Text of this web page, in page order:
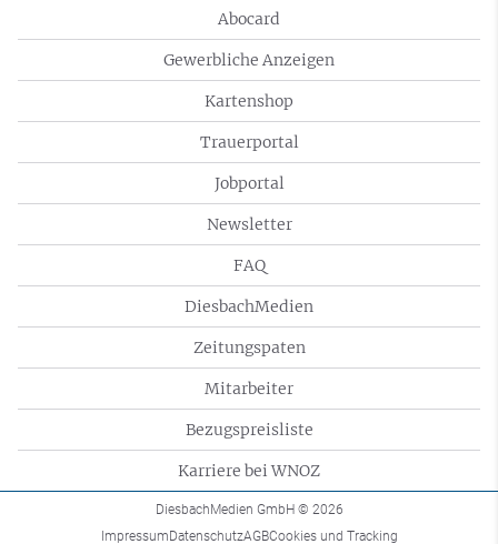
Abocard
Gewerbliche Anzeigen
Kartenshop
Trauerportal
Jobportal
Newsletter
FAQ
DiesbachMedien
Zeitungspaten
Mitarbeiter
Bezugspreisliste
Karriere bei WNOZ
DiesbachMedien GmbH © 2026
ImpressumDatenschutzAGBCookies und Tracking